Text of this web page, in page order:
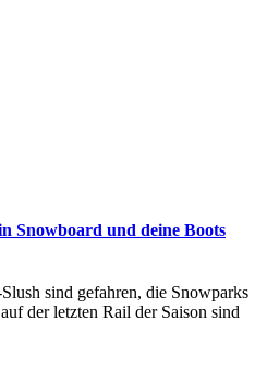
Snowboard und deine Boots
sind gefahren, die Snowparks
der letzten Rail der Saison sind